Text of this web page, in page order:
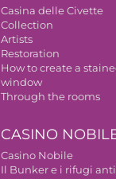
Casina delle Civette
Collection
Artists
Restoration
How to create a
window
Through the rooms
CASINO
Casino Nobile
Il Bunker e i rifugi